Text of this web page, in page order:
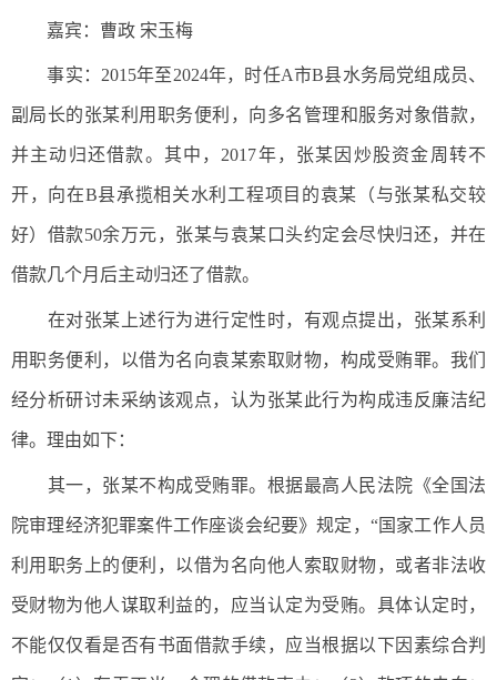
嘉宾：曹政 宋玉梅
事实：2015年至2024年，时任A市B县水务局党组成员、
副局长的张某利用职务便利，向多名管理和服务对象借款，
并主动归还借款。其中，2017年，张某因炒股资金周转不
开，向在B县承揽相关水利工程项目的袁某（与张某私交较
好）借款50余万元，张某与袁某口头约定会尽快归还，并在
借款几个月后主动归还了借款。
在对张某上述行为进行定性时，有观点提出，张某系利
用职务便利，以借为名向袁某索取财物，构成受贿罪。我们
经分析研讨未采纳该观点，认为张某此行为构成违反廉洁纪
律。理由如下：
其一，张某不构成受贿罪。根据最高人民法院《全国法
院审理经济犯罪案件工作座谈会纪要》规定，“国家工作人员
利用职务上的便利，以借为名向他人索取财物，或者非法收
受财物为他人谋取利益的，应当认定为受贿。具体认定时，
不能仅仅看是否有书面借款手续，应当根据以下因素综合判